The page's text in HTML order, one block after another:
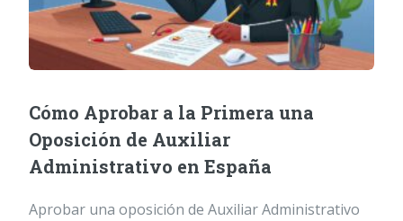
Cómo Aprobar a la Primera una
Oposición de Auxiliar
Administrativo en España
Aprobar una oposición de Auxiliar Administrativo